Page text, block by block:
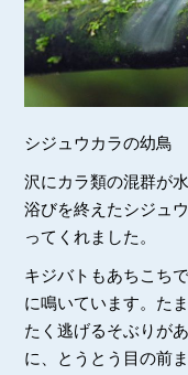
シジュウカラの幼鳥
沢にカラ類の混群が
浴びを終えたシジュ
ってくれました。
キジバトもあちこち
に鳴いています。た
たく逃げるそぶりが
に、とうとう目の前